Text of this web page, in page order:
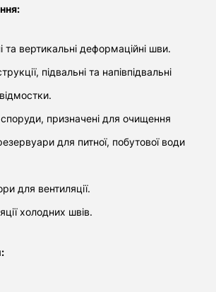
та вертикальні деформаційні шви.
підвальні та напівпідвальні
споруди, призначені для очищення
для питної, побутової води
для вентиляції.
холодних швів.